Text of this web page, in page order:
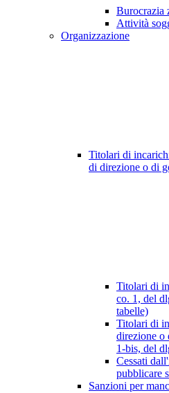
Burocrazia
Attività
Organizzazione
Titolari di
di direzione o di
Titolari di
co. 1, del
tabelle)
Titolari di
direzione o
1-bis, del
Cessati
pubblicare
Sanzioni per